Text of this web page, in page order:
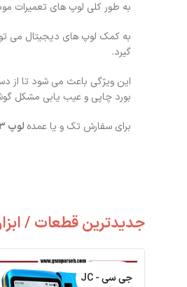
به طور کلی لوپ های تعمیرات
به کمک لوپ های دیجیتال می
گیرد.
این ویژگی باعث می شود تا از
بورد چاپی و عیب یابی مشکل
برای سفارش تک و یا عمده لوپ ۳ چشم (میکروسکوپ) ‌Black Kailiwei
جدیدترین قطعات /
جی سی - JC